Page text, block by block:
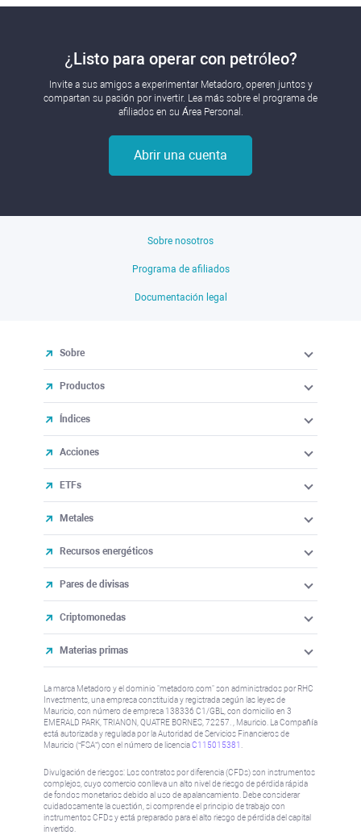
¿Listo para operar con petróleo?
Invite a sus amigos a experimentar Metadoro, operen juntos y
compartan su pasión por invertir. Lea más sobre el programa de
afiliados en su Área Personal.
Abrir una cuenta
Sobre nosotros
Programa de afiliados
Documentación legal
Sobre
Productos
Índices
Acciones
ETFs
Metales
Recursos energéticos
Pares de divisas
Criptomonedas
Materias primas
La marca Metadoro y el dominio "metadoro.com" son administrados por RHC
Investments, una empresa constituida y registrada según las leyes de
Mauricio, con número de empresa 138336 C1/GBL, con domicilio en 3
EMERALD PARK, TRIANON, QUATRE BORNES, 72257. , Mauricio. La Compañía
está autorizada y regulada por la Autoridad de Servicios Financieros de
Mauricio (“FSA”) con el número de licenciaC115015381
Divulgación de riesgos: Los contratos por diferencia (CFDs) son instrumentos
complejos, cuyo comercio conlleva un alto nivel de riesgo de pérdida rápida
de fondos monetarios debido al uso de apalancamiento. Debe considerar
cuidadosamente la cuestión, si comprende el principio de trabajo con
instrumentos CFDs y está preparado para el alto riesgo de pérdida del capital
invertido.